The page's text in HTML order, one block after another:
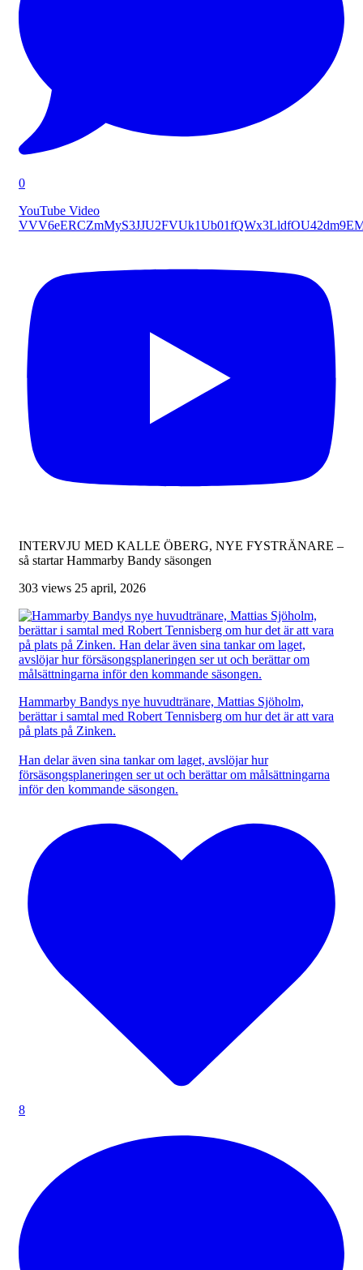
0
YouTube Video
INTERVJU MED KALLE ÖBERG, NYE FYSTRÄNARE –
så startar Hammarby Bandy säsongen
303 views 25 april, 2026
Hammarby Bandys nye huvudtränare, Mattias Sjöholm,
berättar i samtal med Robert Tennisberg om hur det är att vara
på plats på Zinken.
Han delar även sina tankar om laget, avslöjar hur
försäsongsplaneringen ser ut och berättar om målsättningarna
inför den kommande säsongen.
8